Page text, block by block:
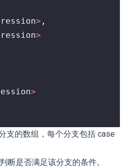
> ,
>
>
支的数组，每个分支包括 case
断是否满足该分支的条件。